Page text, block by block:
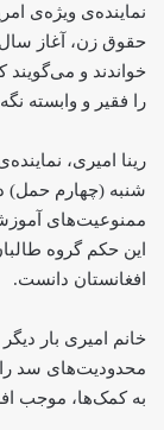
نماینده‌ی ویژه‌ی
حقوق زن، آغاز
خواندند و می‌گویند
را فقیر و وابسته
رینا امیری،
شنبه (چهارم حمل)
ممنوعیت‌‌های
افغانستان دانست.
خانم امیری بار
محدودیت‌های سد
به کمک‌ها، موجب